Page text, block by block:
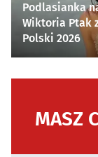
Podlasianka
Wiktoria Ptak
Polski 2026
MASZ